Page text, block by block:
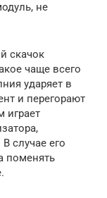
не
скачок
чаще всего
ударяет в
и перегорают
играет
случае его
поменять